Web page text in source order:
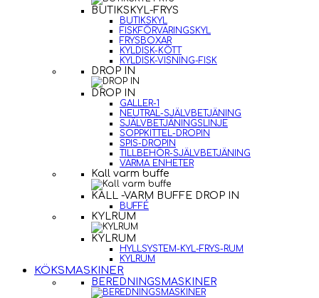
BUTIKSKYL-FRYS
BUTIKSKYL
FISKFÖRVARINGSKYL
FRYSBOXAR
KYLDISK-KÖTT
KYLDISK-VISNING-FISK
DROP IN
DROP IN
GALLER-1
NEUTRAL-SJÄLVBETJÄNING
SJÄLVBETJÄNINGSLINJE
SOPPKITTEL-DROPIN
SPIS-DROPIN
TILLBEHÖR-SJÄLVBETJÄNING
VARMA ENHETER
Kall varm buffe
KALL -VARM BUFFE DROP IN
BUFFÉ
KYLRUM
KYLRUM
HYLLSYSTEM-KYL-FRYS-RUM
KYLRUM
KÖKSMASKINER
BEREDNINGSMASKINER